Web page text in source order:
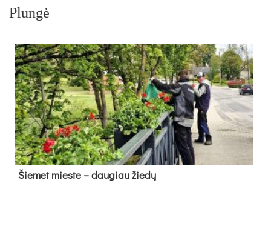
Plungė
Šie­met mies­te – dau­giau žie­dų